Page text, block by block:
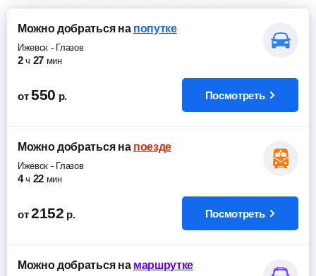
Можно добратьсяна попутке
Ижевск - Глазов
2 ч 27 мин
от 550 р. Посмотреть
Можно добратьсяна поезде
Ижевск - Глазов
4 ч 22 мин
от 2152 р. Посмотреть
Можно добратьсяна маршрутке